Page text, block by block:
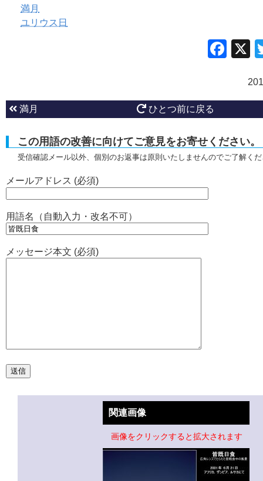
満月
ユリウス日
満月 ひとつ前に戻る
この用語の改善に向けてご意見をお寄せください。
受信確認メール以外、個別のお返事は原則いたしませんのでご了解く
メールアドレス (必須)
用語名（自動入力・改名不可）
メッセージ本文 (必須)
関連画像
画像をクリックすると拡大されます